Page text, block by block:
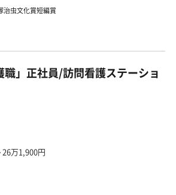
治虫文化賞短編賞
職」正社員/訪問看護ステーショ
万1,900円